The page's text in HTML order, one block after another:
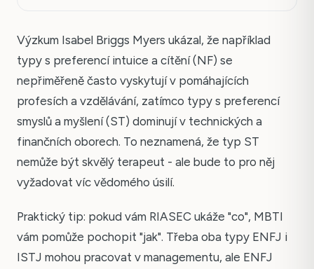
Výzkum Isabel Briggs Myers ukázal, že například
typy s preferencí intuice a cítění (NF) se
nepřiměřeně často vyskytují v pomáhajících
profesích a vzdělávání, zatímco typy s preferencí
smyslů a myšlení (ST) dominují v technických a
finančních oborech. To neznamená, že typ ST
nemůže být skvělý terapeut - ale bude to pro něj
vyžadovat víc vědomého úsilí.
Praktický tip: pokud vám RIASEC ukáže "co", MBTI
vám pomůže pochopit "jak". Třeba oba typy ENFJ i
ISTJ mohou pracovat v managementu, ale ENFJ